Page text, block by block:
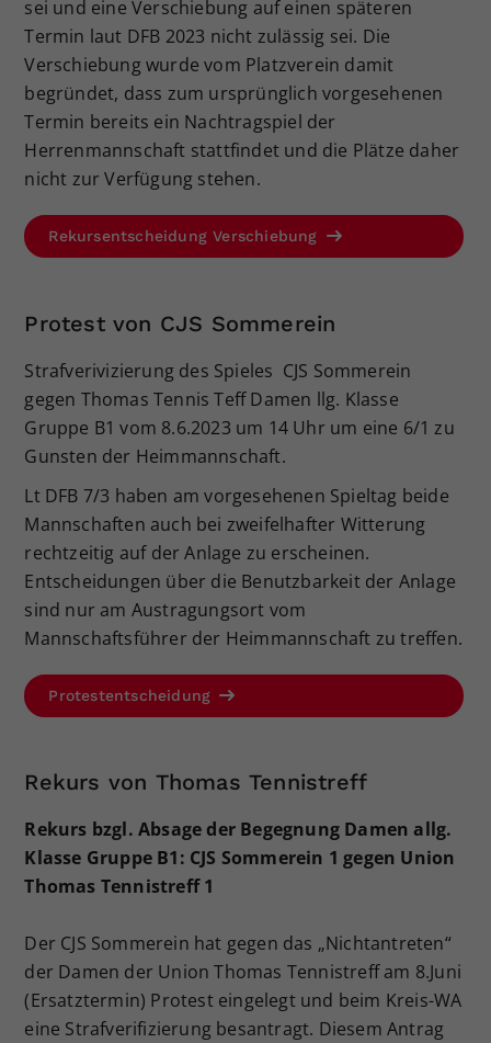
sei und eine Verschiebung auf einen späteren
Termin laut DFB 2023 nicht zulässig sei. Die
Verschiebung wurde vom Platzverein damit
begründet, dass zum ursprünglich vorgesehenen
Termin bereits ein Nachtragspiel der
Herrenmannschaft stattfindet und die Plätze daher
nicht zur Verfügung stehen.
Rekursentscheidung Verschiebung
Protest von CJS Sommerein
Strafverivizierung des Spieles CJS Sommerein
gegen Thomas Tennis Teff Damen llg. Klasse
Gruppe B1 vom 8.6.2023 um 14 Uhr um eine 6/1 zu
Gunsten der Heimmannschaft.
Lt DFB 7/3 haben am vorgesehenen Spieltag beide
Mannschaften auch bei zweifelhafter Witterung
rechtzeitig auf der Anlage zu erscheinen.
Entscheidungen über die Benutzbarkeit der Anlage
sind nur am Austragungsort vom
Mannschaftsführer der Heimmannschaft zu treffen.
Protestentscheidung
Rekurs von Thomas Tennistreff
Rekurs bzgl. Absage der Begegnung Damen allg.
Klasse Gruppe B1: CJS Sommerein 1 gegen Union
Thomas Tennistreff 1
Der CJS Sommerein hat gegen das „Nichtantreten“
der Damen der Union Thomas Tennistreff am 8.Juni
(Ersatztermin) Protest eingelegt und beim Kreis-WA
eine Strafverifizierung besantragt. Diesem Antrag